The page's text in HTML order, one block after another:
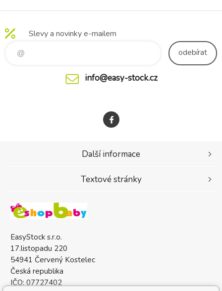
Slevy a novinky e-mailem
odebírat
info@easy-stock.cz
EasyStock s.r.o.
17.listopadu 220
54941 Červený Kostelec
Česká republika
IČO: 07727402
Další informace
Textové stránky